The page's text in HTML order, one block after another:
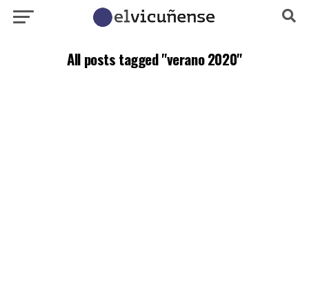
All posts tagged "verano 2020"